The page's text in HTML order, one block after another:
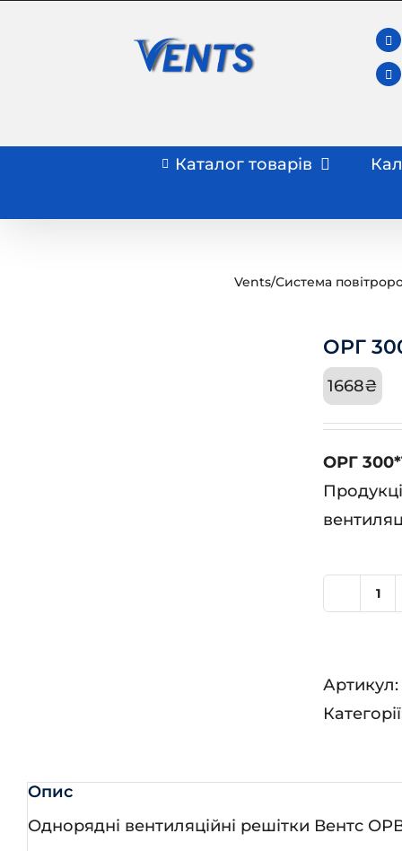
Каталог товарів
Vents/Система
ОРГ
1668₴
ОРГ
Артикул:
Опис
Однорядні вентиляційні решітки Вентс